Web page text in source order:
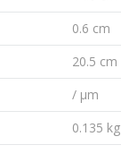
0.6 cm
20.5 cm
/ µm
0.135 kg